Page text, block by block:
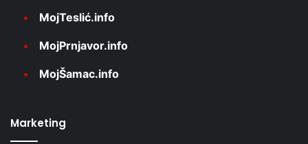
MojTeslić.info
MojPrnjavor.info
MojŠamac.info
Marketing